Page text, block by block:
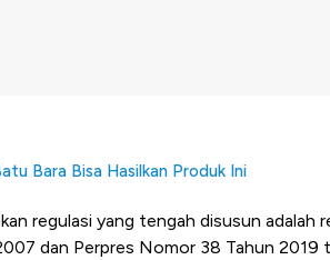
Bara Bisa Hasilkan Produk Ini
regulasi yang tengah disusun adalah
dan Perpres Nomor 38 Tahun 2019